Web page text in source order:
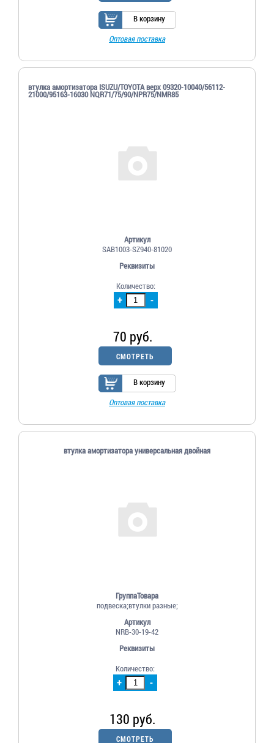
В корзину
Оптовая поставка
втулка амортизатора ISUZU/TOYOTA верх 09320-10040/56112-
21000/95163-16030 NQR71/75/90/NPR75/NMR85
Артикул
SAB1003-SZ940-81020
Реквизиты
+ -
Количество:
70 руб.
СМОТРЕТЬ
В корзину
Оптовая поставка
втулка амортизатора универсальная двойная
ГруппаТовара
подвеска;втулки разные;
Артикул
NRB-30-19-42
Реквизиты
+ -
Количество:
130 руб.
СМОТРЕТЬ